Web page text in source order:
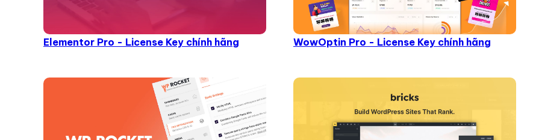
Elementor Pro - License Key chính hãng WowOptin Pro - License Key chính hãng